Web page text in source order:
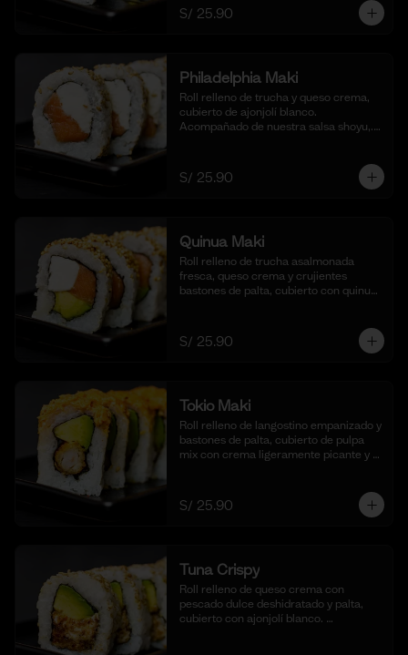
S/ 25.90
Philadelphia Maki
Roll relleno de trucha y queso crema,
cubierto de ajonjolí blanco.
Acompañado de nuestra salsa shoyu,.
S/ 25.90
Quinua Maki
Roll relleno de trucha asalmonada
fresca, queso crema y crujientes
bastones de palta, cubierto con quinua
S/ 25.90
Tokio Maki
Roll relleno de langostino empanizado y
bastones de palta, cubierto de pulpa
mix con crema ligeramente picante y
S/ 25.90
Tuna Crispy
Roll relleno de queso crema con
pescado dulce deshidratado y palta,
cubierto con ajonjolí blanco.